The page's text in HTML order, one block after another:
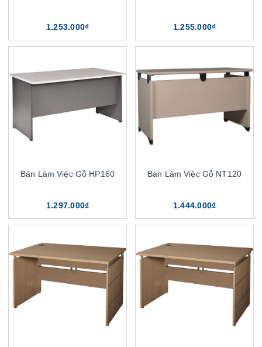
1.253.000₫ 1.255.000₫
Bàn Làm Việc Gỗ HP160
1.297.000₫
Bàn Làm Việc Gỗ NT120
1.444.000₫